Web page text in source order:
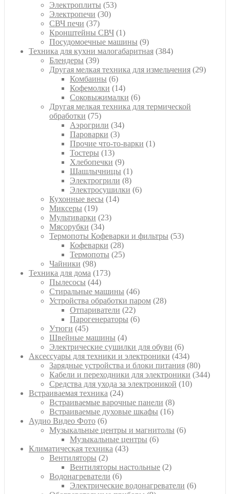
товара
Электроплиты 5353
Электропечи 3030
СВЧ печи 3737
товаров
Кронштейны СВЧ 11
товар
Посудомоечные машины 99
товаров
Техника для кухни малогабаритная 384384
Блендеры 3939
товаров
Другая мелкая техника для измельчения 2929
Комбаины 66
товаров
Кофемолки 1414
товаров
Соковыжималки 66
товаров
Другая мелкая техника для термической
обработки
7575
товаров
Аэрогрили 3434
Пароварки 33
товара
Прочие что-то-варки 11
Тостеры 1313
товаров
Хлебопечки 99
товаров
Шашлычницы 11
товар
Электрогрили 88
товаров
Электросушилки 66
Кухонные весы 1414
Миксеры 1919
товаров
Мультиварки 2323
Мясорубки 3434
товара
Термопоты Кофеварки и фильтры 5353
Кофеварки 2828
товаров
Термопоты 2525
Чайники 9898
товаров
Техника для дома 173173
Пылесосы 4444
товара
Стиральные машины 4646
товаров
Устройства обработки паром 2828
Отпариватели 2222
товара
Парогенераторы 66
Утюги 4545
товаров
Швейные машины 44
товара
Электрические сушилки для обуви 66
товаров
Аксессуары для техники и электроники 434434
товара
Зарядные устройства и блоки питания 8080
товаров
Кабели и переходники для электроники 344344
Средства для ухода за электроникой 1010
Встраиваемая техника 2424
товара
Встраиваемые варочные панели 88
товаров
Встраиваемые духовые шкафы 1616
Аудио Видео Фото 66
товаров
Музыкальные центры и магнитолы 66
Музыкальные центры 66
Климатическая техника 4343
Вентиляторы 22
товара
Вентиляторы настольные 22
Водонагреватели 66
товаров
Электрические водонагреватели 66